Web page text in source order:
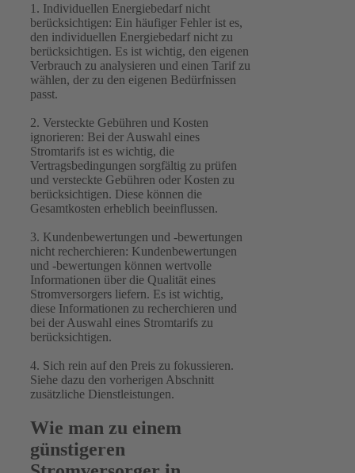
1. Individuellen Energiebedarf nicht
berücksichtigen: Ein häufiger Fehler ist es,
den individuellen Energiebedarf nicht zu
berücksichtigen. Es ist wichtig, den eigenen
Verbrauch zu analysieren und einen Tarif zu
wählen, der zu den eigenen Bedürfnissen
passt.
2. Versteckte Gebühren und Kosten
ignorieren: Bei der Auswahl eines
Stromtarifs ist es wichtig, die
Vertragsbedingungen sorgfältig zu prüfen
und versteckte Gebühren oder Kosten zu
berücksichtigen. Diese können die
Gesamtkosten erheblich beeinflussen.
3. Kundenbewertungen und -bewertungen
nicht recherchieren: Kundenbewertungen
und -bewertungen können wertvolle
Informationen über die Qualität eines
Stromversorgers liefern. Es ist wichtig,
diese Informationen zu recherchieren und
bei der Auswahl eines Stromtarifs zu
berücksichtigen.
4. Sich rein auf den Preis zu fokussieren.
Siehe dazu den vorherigen Abschnitt
zusätzliche Dienstleistungen.
Wie man zu einem
günstigeren